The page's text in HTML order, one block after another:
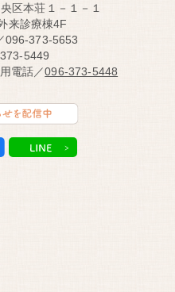
区本荘１－１－１
来診療棟4F
096-373-5653
5449
電話／096-373-5448